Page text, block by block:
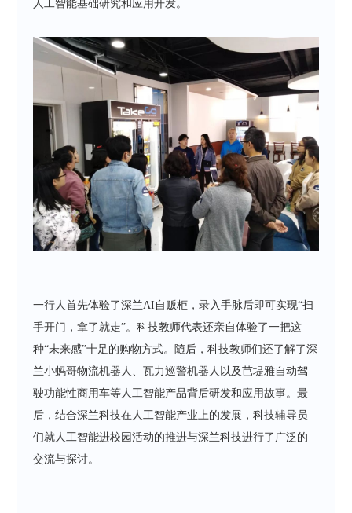
人工智能基础研究和应用开发。
一行人首先体验了深兰AI自贩柜，录入手脉后即可实现“扫
手开门，拿了就走”。科技教师代表还亲自体验了一把这
种“未来感”十足的购物方式。随后，科技教师们还了解了深
兰小蚂哥物流机器人、瓦力巡警机器人以及芭堤雅自动驾
驶功能性商用车等人工智能产品背后研发和应用故事。最
后，结合深兰科技在人工智能产业上的发展，科技辅导员
们就人工智能进校园活动的推进与深兰科技进行了广泛的
交流与探讨。